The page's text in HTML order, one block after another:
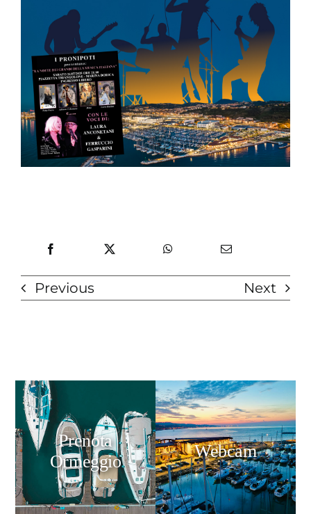
Previous Next
Prenota
Ormeggio
Webcam